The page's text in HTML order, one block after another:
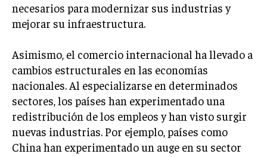
ALIANZAS ESTRATÉGICAS
SOSTENIBILIDAD Y MEDIO AMBIENTE
GESTIÓN DE LA INNOVACIÓN TECNOLÓGICA
TRANSFORMACIÓN DIGITAL
ANALÍTICA EMPRESARIAL Y BUSINESS
INTELLIGENCE
CIBERSEGURIDAD EMPRESARIAL
necesarios para modernizar sus industrias y
mejorar su infraestructura.
Asimismo, el comercio internacional ha llevado a
cambios estructurales en las economías
nacionales. Al especializarse en determinados
sectores, los países han experimentado una
redistribución de los empleos y han visto surgir
nuevas industrias. Por ejemplo, países como
China han experimentado un auge en su sector